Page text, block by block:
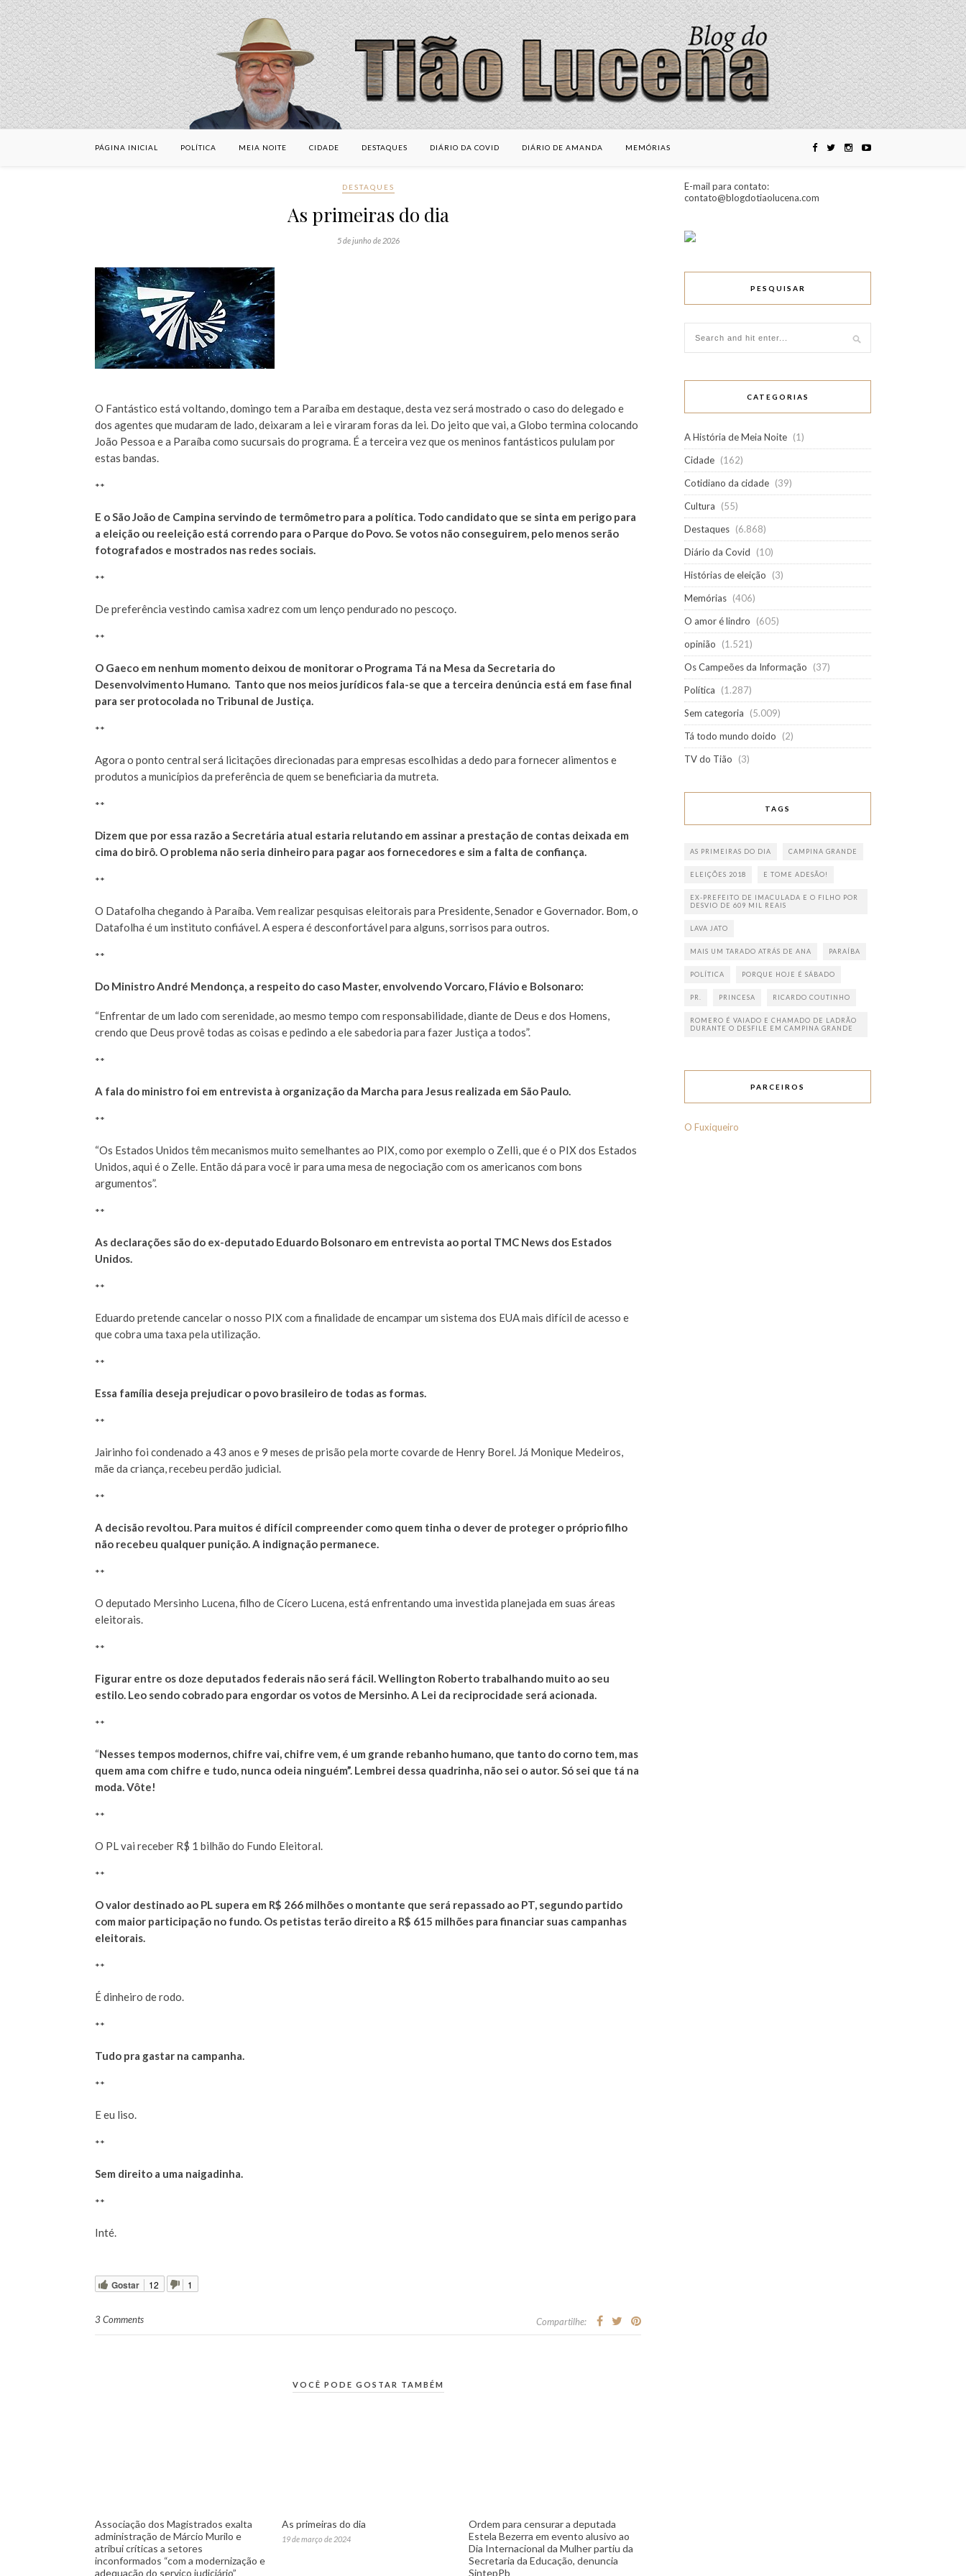
PÁGINA INICIAL POLÍTICA MEIA NOITE CIDADE DESTAQUES DIÁRIO DA COVID DIÁRIO DE AMANDA MEMÓRIAS
DESTAQUES
As primeiras do dia
5 de junho de 2026
O Fantástico está voltando, domingo tem a Paraíba em destaque, desta vez será mostrado o caso do delegado e
dos agentes que mudaram de lado, deixaram a lei e viraram foras da lei. Do jeito que vai, a Globo termina colocando
João Pessoa e a Paraíba como sucursais do programa. É a terceira vez que os meninos fantásticos pululam por
estas bandas.
**
E o São João de Campina servindo de termômetro para a política. Todo candidato que se sinta em perigo para
a eleição ou reeleição está correndo para o Parque do Povo. Se votos não conseguirem, pelo menos serão
fotografados e mostrados nas redes sociais.
**
De preferência vestindo camisa xadrez com um lenço pendurado no pescoço.
**
O Gaeco em nenhum momento deixou de monitorar o Programa Tá na Mesa da Secretaria do
Desenvolvimento Humano. Tanto que nos meios jurídicos fala-se que a terceira denúncia está em fase final
para ser protocolada no Tribunal de Justiça.
**
Agora o ponto central será licitações direcionadas para empresas escolhidas a dedo para fornecer alimentos e
produtos a municípios da preferência de quem se beneficiaria da mutreta.
**
Dizem que por essa razão a Secretária atual estaria relutando em assinar a prestação de contas deixada em
cima do birô. O problema não seria dinheiro para pagar aos fornecedores e sim a falta de confiança.
**
O Datafolha chegando à Paraíba. Vem realizar pesquisas eleitorais para Presidente, Senador e Governador. Bom, o
Datafolha é um instituto confiável. A espera é desconfortável para alguns, sorrisos para outros.
**
Do Ministro André Mendonça, a respeito do caso Master, envolvendo Vorcaro, Flávio e Bolsonaro:
“Enfrentar de um lado com serenidade, ao mesmo tempo com responsabilidade, diante de Deus e dos Homens,
crendo que Deus provê todas as coisas e pedindo a ele sabedoria para fazer Justiça a todos”.
**
A fala do ministro foi em entrevista à organização da Marcha para Jesus realizada em São Paulo.
**
“Os Estados Unidos têm mecanismos muito semelhantes ao PIX, como por exemplo o Zelli, que é o PIX dos Estados
Unidos, aqui é o Zelle. Então dá para você ir para uma mesa de negociação com os americanos com bons
argumentos”.
**
As declarações são do ex-deputado Eduardo Bolsonaro em entrevista ao portal TMC News dos Estados
Unidos.
**
Eduardo pretende cancelar o nosso PIX com a finalidade de encampar um sistema dos EUA mais difícil de acesso e
que cobra uma taxa pela utilização.
**
Essa família deseja prejudicar o povo brasileiro de todas as formas.
**
Jairinho foi condenado a 43 anos e 9 meses de prisão pela morte covarde de Henry Borel. Já Monique Medeiros,
mãe da criança, recebeu perdão judicial.
**
A decisão revoltou. Para muitos é difícil compreender como quem tinha o dever de proteger o próprio filho
não recebeu qualquer punição. A indignação permanece.
**
O deputado Mersinho Lucena, filho de Cícero Lucena, está enfrentando uma investida planejada em suas áreas
eleitorais.
**
Figurar entre os doze deputados federais não será fácil. Wellington Roberto trabalhando muito ao seu
estilo. Leo sendo cobrado para engordar os votos de Mersinho. A Lei da reciprocidade será acionada.
**
“Nesses tempos modernos, chifre vai, chifre vem, é um grande rebanho humano, que tanto do corno tem, mas
quem ama com chifre e tudo, nunca odeia ninguém”. Lembrei dessa quadrinha, não sei o autor. Só sei que tá na
moda. Vôte!
**
O PL vai receber R$ 1 bilhão do Fundo Eleitoral.
**
O valor destinado ao PL supera em R$ 266 milhões o montante que será repassado ao PT, segundo partido
com maior participação no fundo. Os petistas terão direito a R$ 615 milhões para financiar suas campanhas
eleitorais.
**
É dinheiro de rodo.
**
Tudo pra gastar na campanha.
**
E eu liso.
**
Sem direito a uma naigadinha.
**
Inté.
Gostar 12 1
3 Comments Compartilhe:
VOCÊ PODE GOSTAR TAMBÉM
Associação dos Magistrados exalta
administração de Márcio Murilo e
atribui críticas a setores
inconformados “com a modernização e
adequação do serviço judiciário”
As primeiras do dia
19 de março de 2024
Ordem para censurar a deputada
Estela Bezerra em evento alusivo ao
Dia Internacional da Mulher partiu da
Secretaria da Educação, denuncia
SintepPb
E-mail para contato:
contato@blogdotiaolucena.com
PESQUISAR
CATEGORIAS
A História de Meia Noite (1)
Cidade (162)
Cotidiano da cidade (39)
Cultura
(55)
Destaques (6.868)
Diário da Covid
(10)
Histórias de eleição
(3)
Memórias (406)
O amor é lindro
(605)
opinião
(1.521)
Os Campeões da Informação
(37)
Política
(1.287)
Sem categoria
(5.009)
Tá todo mundo doido
(2)
TV do Tião
(3)
TAGS
AS PRIMEIRAS DO DIA CAMPINA GRANDE
ELEIÇÕES 2018 E TOME ADESÃO!
EX-PREFEITO DE IMACULADA E O FILHO POR
DESVIO DE 609 MIL REAIS
LAVA JATO
MAIS UM TARADO ATRÁS DE ANA PARAÍBA
POLÍTICA PORQUE HOJE É SÁBADO
PR. PRINCESA RICARDO COUTINHO
ROMERO É VAIADO E CHAMADO DE LADRÃO
DURANTE O DESFILE EM CAMPINA GRANDE
PARCEIROS
O Fuxiqueiro